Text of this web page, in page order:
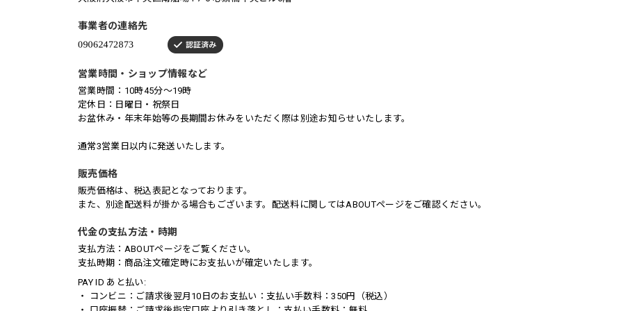
事業者の連絡先
営業時間・ショップ情報など
営業時間：10時45分～19時
定休日：日曜日・祝祭日
お盆休み・年末年始等の長期間お休みをいただく際は別途お知らせいたします。
通常3営業日以内に発送いたします。
販売価格
販売価格は、税込表記となっております。
また、別途配送料が掛かる場合もございます。配送料に関してはABOUTページをご確認ください。
代金の支払方法・時期
支払方法：ABOUTページをご覧ください。
支払時期：商品注文確定時にお支払いが確定いたします。
PAY ID あと払い:
・ コンビニ：ご請求後翌月10日のお支払い：支払い手数料：350円（税込）